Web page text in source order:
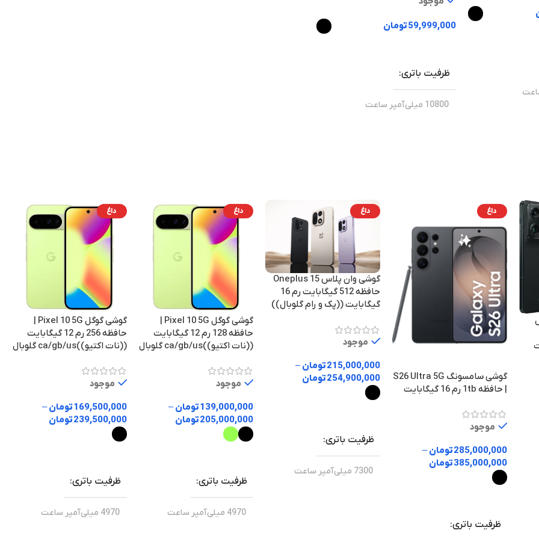
فعال
59,999,000تومان
ظرفیت باتری
10800 میلی‌آمپر ساعت
50/12/8 مگاپیکسل
MediaTek MT6789 Helio G99
رنگ مشکی
فیلم برداری 1440p
داغ
گوشی سامسونگ S26 Ultra 5G
| حافظه 1tb رم 16 گیگابایت
موجود
285,000,000تومان–
385,000,000تومان
ظرفیت باتری
داغ
گوشی وان پلاس Oneplus 15
حافظه 512 گیگابایت رم 16
گیگابایت ((پک و رام گلوبال))
موجود
215,000,000تومان–
254,900,000تومان
ظرفیت باتری
7300 میلی‌آمپر ساعت
داغ
حافظه 128 رم 12 گیگابایت
((نات اکتیو))ca/gb/us گلوبال
موجود
139,000,000تومان–
205,000,000تومان
ظرفیت باتری
4970 میلی‌آمپر ساعت
داغ
حافظه 256 رم 12 گیگابایت
((نات اکتیو))ca/gb/us گلوبال
موجود
169,500,000تومان–
239,500,000تومان
ظرفیت باتری
4970 میلی‌آمپر ساعت